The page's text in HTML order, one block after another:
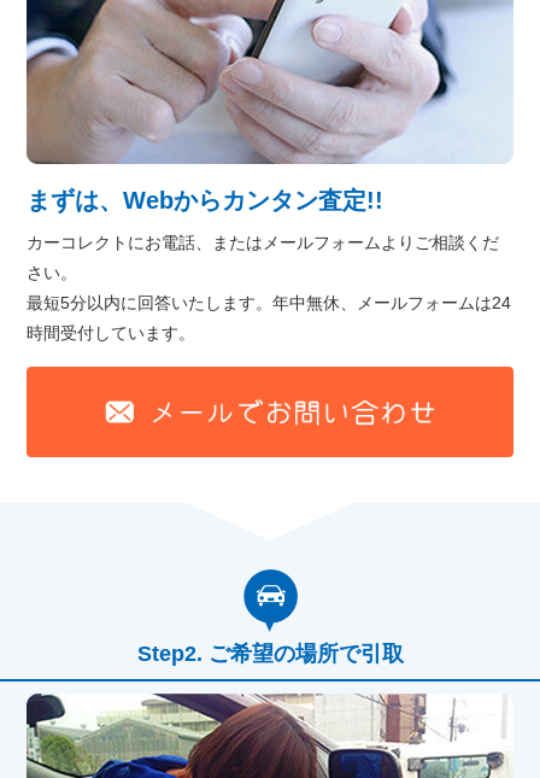
まずは、Webからカンタン査定!!
カーコレクトにお電話、またはメールフォームよりご相談くだ
さい。
最短5分以内に回答いたします。年中無休、メールフォームは24
時間受付しています。
ご希望の場所で引取